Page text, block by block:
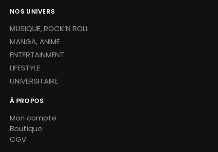
NOS UNIVERS
MUSIQUE, ROCK’N ROLL
MANGA, ANIME
ENTERTAINMENT
LIFESTYLE
UNIVERSITAIRE
À PROPOS
Mon compte
Boutique
CGV